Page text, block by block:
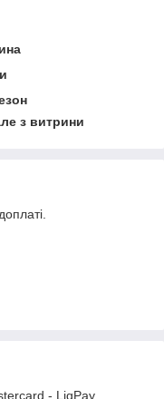
з витрини
- LiqPay